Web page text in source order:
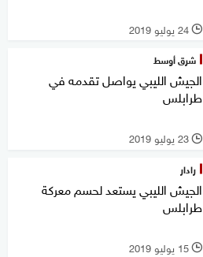
l 24 يوليو 2019
شرق أوسط
الجيش الليبي يواصل تقدمه في
طرابلس
l 23 يوليو 2019
رادار
الجيش الليبي يستعد لحسم معركة
طرابلس
l 15 يوليو 2019